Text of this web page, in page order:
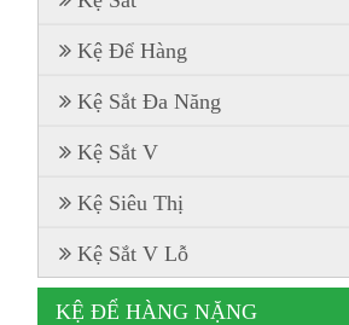
Kệ Để Hàng
Kệ Sắt Đa Năng
Kệ Sắt V
Kệ Siêu Thị
Kệ Sắt V Lỗ
KỆ ĐỂ HÀNG NẶNG